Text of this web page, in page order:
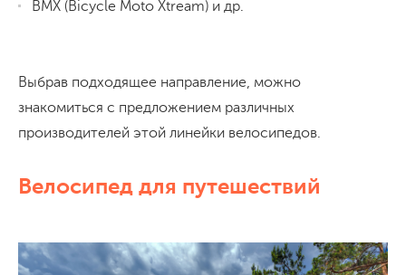
BMX (Bicycle Moto Xtream) и др.
Выбрав подходящее направление, можно
знакомиться с предложением различных
производителей этой линейки велосипедов.
Велосипед для путешествий